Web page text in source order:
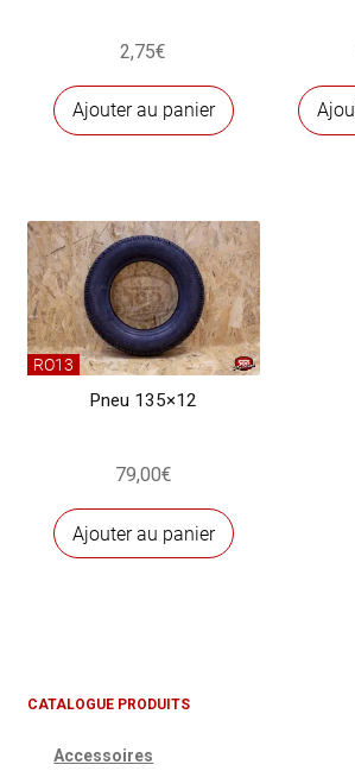
2,75€
Ajouter au panier
RO13
Pneu 135×12
79,00€
Ajouter au panier
CATALOGUE PRODUITS
Accessoires